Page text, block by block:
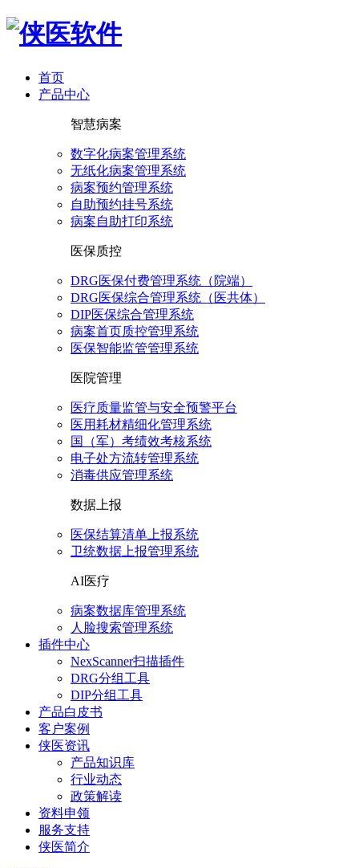
首页
产品中心
智慧病案
数字化病案管理系统
无纸化病案管理系统
病案预约管理系统
自助预约挂号系统
病案自助打印系统
医保质控
DRG医保付费管理系统（院端）
DRG医保综合管理系统（医共体）
DIP医保综合管理系统
病案首页质控管理系统
医保智能监管管理系统
医院管理
医疗质量监管与安全预警平台
医用耗材精细化管理系统
国（军）考绩效考核系统
电子处方流转管理系统
消毒供应管理系统
数据上报
医保结算清单上报系统
卫统数据上报管理系统
AI医疗
病案数据库管理系统
人脸搜索管理系统
插件中心
NexScanner扫描插件
DRG分组工具
DIP分组工具
产品白皮书
客户案例
侠医资讯
产品知识库
行业动态
政策解读
资料申领
服务支持
侠医简介